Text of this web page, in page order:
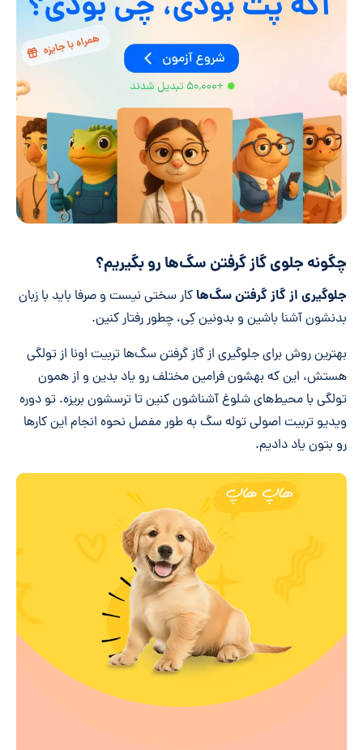
چگونه جلوی گاز گرفتن سگ‌ها رو بگیریم؟
جلوگیری از گاز گرفتن سگ‌‌ها کار سختی نیست و صرفا باید با زبان
بدنشون آشنا باشین و بدونین کِی، چطور رفتار کنین.
بهترین روش برای جلوگیری از گاز گرفتن سگ‌ها تربیت اونا از تولگی
هستش، این که بهشون فرامین مختلف رو یاد بدین و از همون
تولگی با محیط‌های شلوغ آشناشون کنین تا ترسشون بریزه. تو دوره
ویدیو تربیت اصولی توله سگ به طور مفصل نحوه انجام این کارها
رو بتون یاد دادیم.